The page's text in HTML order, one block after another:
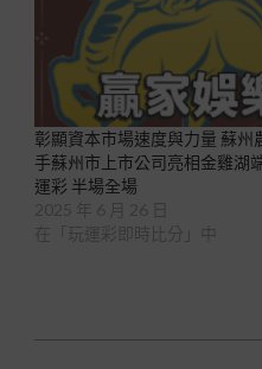
彰顯資本市場速度與力量 蘇州
手蘇州市上市公司亮相金雞湖
運彩 半場全場